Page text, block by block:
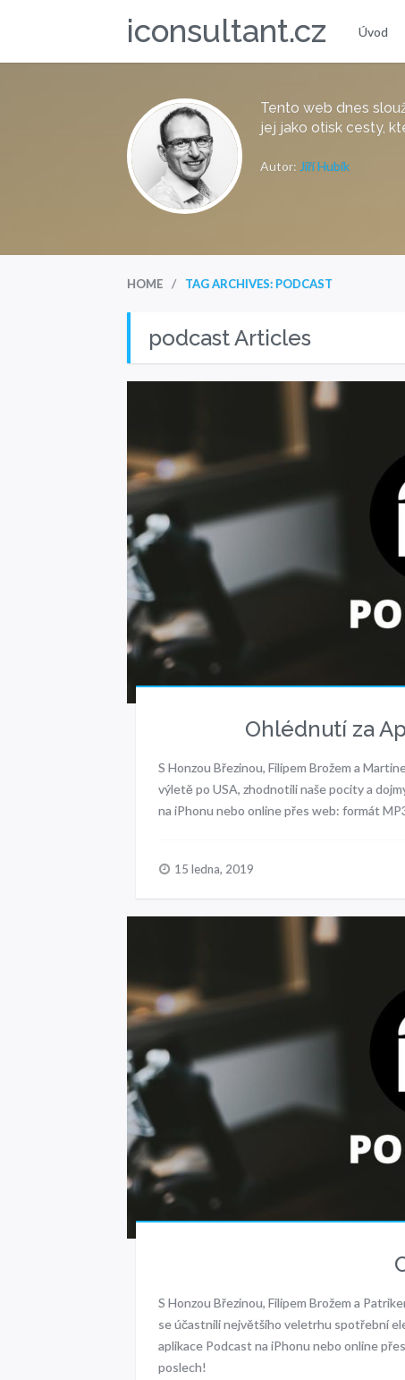
iconsultant.cz Úvod
Tento web dnes
jej jako otisk cesty,
Autor: Jiří Hubík
HOME / TAG ARCHIVES: PODCAST
podcast Articles
Ohlédnutí za
S Honzou Březinou, Filipem Brožem a
výletě po USA, zhodnotili naše pocity a
na iPhonu nebo online přes web: formát
15 ledna, 2019
S Honzou Březinou, Filipem Brožem a
se účastnili největšího veletrhu spotřební
aplikace Podcast na iPhonu nebo online
poslech!